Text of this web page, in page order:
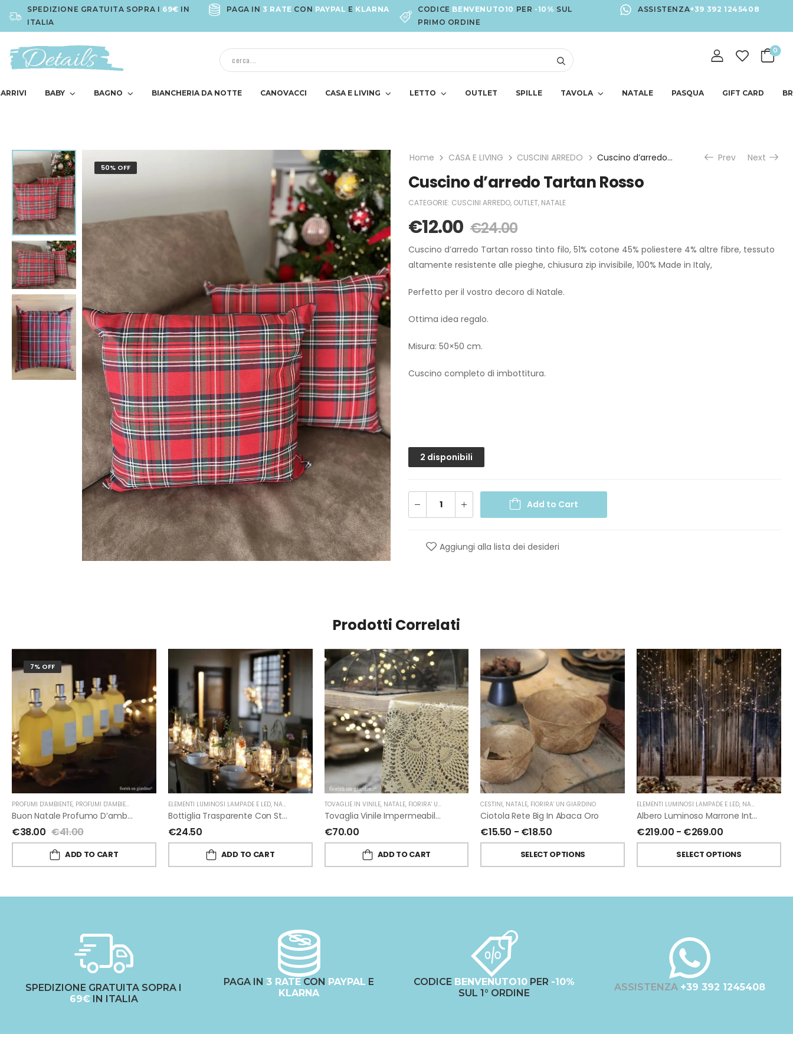
SPEDIZIONE GRATUITA SOPRA I 69€ IN
ITALIA
PAGA IN 3 RATE CON PAYPAL E KLARNA CODICE BENVENUTO10 PER -10% SUL
PRIMO ORDINE
ASSISTENZA+39 392 1245408
0
BABY BAGNO BIANCHERIA DA NOTTE CANOVACCI CASA E LIVING LETTO OUTLET SPILLE TAVOLA NATALE PASQUA GIFT CARD
50% OFF
Home CASA E LIVING CUSCINI ARREDO Cuscino d’arredo Tartan Rosso Prev Next
Cuscino d’arredo Tartan Rosso
CATEGORIE: CUSCINI ARREDO, OUTLET, NATALE
€12.00 €24.00
Cuscino d’arredo Tartan rosso tinto filo, 51% cotone 45% poliestere 4% altre fibre, tessuto
altamente resistente alle pieghe, chiusura zip invisibile, 100% Made in Italy,
Perfetto per il vostro decoro di Natale.
Ottima idea regalo.
Misura: 50×50 cm.
Cuscino completo di imbottitura.
2 disponibili
Add to Cart
Aggiungi alla lista dei desideri
Prodotti Correlati
7% OFF
PROFUMI D'AMBIENTE, PROFUMI D'AMBIENTE FIORIRA' UN GIARDINO ,NATALE,FIORIRA' UN GIARDINO
Buon Natale Profumo D’ambiente Di Fiorirà Un Giardino
€38.00 €41.00
ADD TO CART
ELEMENTI LUMINOSI LAMPADE E LED, NATALE FIORIRA' UN GIARDINO
Bottiglia Trasparente Con Stelle Bianche
€24.50
ADD TO CART
TOVAGLIE IN VINILE, NATALE, FIORIRA' UN GIARDINO
Tovaglia Vinile Impermeabile Pizzo Oro Di Fiorirà Un Giardino
€70.00
ADD TO CART
CESTINI, NATALE, FIORIRA' UN GIARDINO
Ciotola Rete Big In Abaca Oro
€15.50 - €18.50
SELECT OPTIONS
ELEMENTI LUMINOSI LAMPADE E LED, NATALE
Albero Luminoso Marrone Interno-Esterno Di Fiorirà Un Giardino
€219.00 - €269.00
SELECT OPTIONS
SPEDIZIONE GRATUITA SOPRA I
69€IN ITALIA
PAGA IN 3 RATE CON PAYPAL E
KLARNA
CODICE BENVENUTO10 PER -10%
SUL 1° ORDINE
ASSISTENZA +39 392 1245408